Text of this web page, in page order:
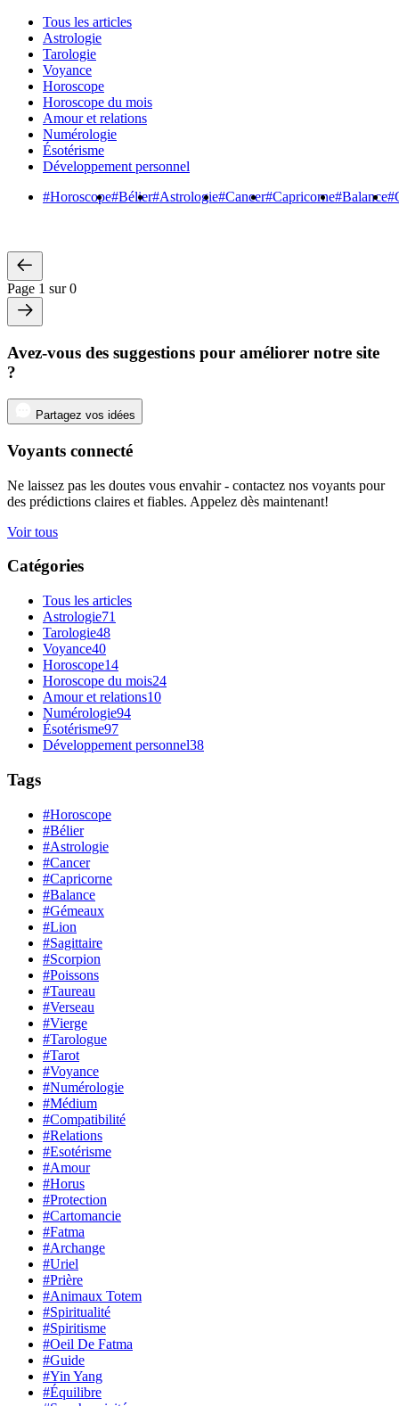
Tous les articles
Astrologie
Tarologie
Voyance
Horoscope
Horoscope du mois
Amour et relations
Numérologie
Ésotérisme
Développement personnel
#Horoscope#Bélier#Astrologie#Cancer#Capricorne#Balance
Page 1 sur 0
Avez-vous des suggestions pour améliorer notre site
?
Partagez vos idées
Voyants connecté
Ne laissez pas les doutes vous envahir - contactez nos voyants pour
des prédictions claires et fiables. Appelez dès maintenant!
Voir tous
Catégories
Tous les articles
Astrologie71
Tarologie48
Voyance40
Horoscope14
Horoscope du mois24
Amour et relations10
Numérologie94
Ésotérisme97
Développement personnel38
Tags
#Horoscope
#Bélier
#Astrologie
#Cancer
#Capricorne
#Balance
#Gémeaux
#Lion
#Sagittaire
#Scorpion
#Poissons
#Taureau
#Verseau
#Vierge
#Tarologue
#Tarot
#Voyance
#Numérologie
#Médium
#Compatibilité
#Relations
#Esotérisme
#Amour
#Horus
#Protection
#Cartomancie
#Fatma
#Archange
#Uriel
#Prière
#Animaux Totem
#Spiritualité
#Spiritisme
#Oeil De Fatma
#Guide
#Yin Yang
#Équilibre